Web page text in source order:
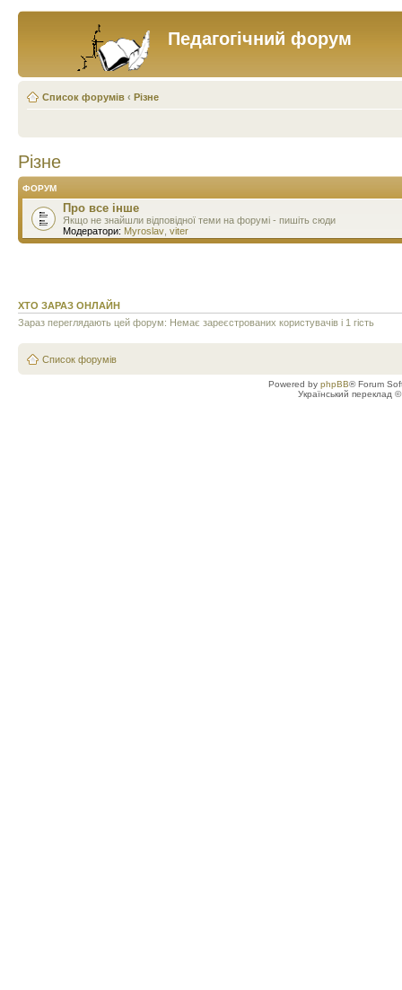
Педагогічний форум
Список форумів ‹ Різне
Різне
ФОРУМ
Про все інше
Якщо не знайшли відповідної теми на форумі - пишіть сюди
Модератори: Myroslav viter
ХТО ЗАРАЗ ОНЛАЙН
Зараз переглядають цей форум: Немає зареєстрованих користувачів і 1 гість
Список форумів
Powered by phpBB® Forum
Український переклад